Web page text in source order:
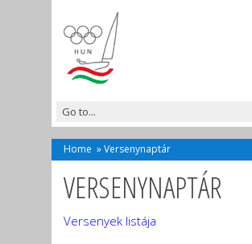
Home »Versenynaptár
VERSENYNAPTÁR
Versenyek listája